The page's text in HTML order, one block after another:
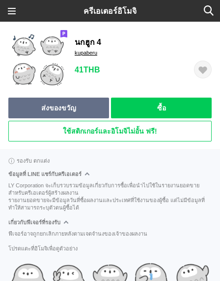
ครีเอเตอร์อิโมจิ
นกฮูก 4
kupaberu
41THB
ส่งของขวัญ ซื้อ
ใช้สติกเกอร์และอิโมจิไม่อั้น ฟรี!
รองรับ ตกแต่ง
ข้อมูลที่ LINE แชร์กับครีเอเตอร์
LY Corporation จะเก็บรวบรวมข้อมูลเกี่ยวกับการซื้อเพื่อนำไปใช้ในรายงานยอดขาย
สำหรับครีเอเตอร์ผู้สร้างผลงาน
รายงานยอดขายจะมีข้อมูลวันที่ซื้อผลงานและประเทศที่ใช้งานของผู้ซื้อ แต่ไม่มีข้อมูลที่
ทำให้สามารถระบุตัวตนผู้ซื้อได้
เกี่ยวกับฟีเจอร์ที่รองรับ
ฟีเจอร์อาจถูกยกเลิกภายหลังตามเจตจำนงของเจ้าของผลงาน
โปรดแตะที่อิโมจิเพื่อดูตัวอย่าง